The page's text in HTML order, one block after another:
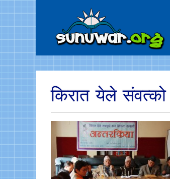
किरात येले संवत्को